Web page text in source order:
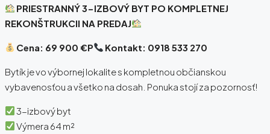
PRIESTRANNÝ 3-IZBOVÝ BYT PO KOMPLETNEJ
REKONŠTRUKCII NA PREDAJ
Cena: 69 900 €P Kontakt: 0918 533 270
Bytík je vo výbornej lokalite s kompletnou občianskou
vybavenosťou a všetko na dosah. Ponuka stojí za pozornosť!
3-izbový byt
Výmera 64 m²